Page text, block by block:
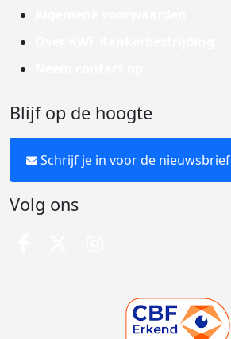
Blijf op de hoogte
Schrijf je in voor de nieuwsbrief
Volg ons